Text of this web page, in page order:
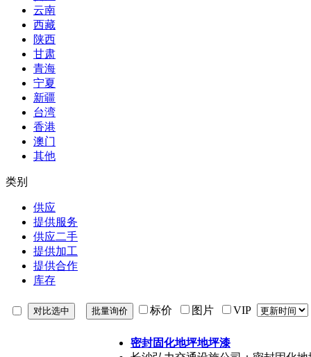
云南
西藏
陕西
甘肃
青海
宁夏
新疆
台湾
香港
澳门
其他
类别
供应
提供服务
供应二手
提供加工
提供合作
库存
标价 图片 VIP
密封固化地坪地坪漆